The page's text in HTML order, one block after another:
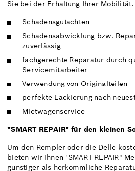
Sie bei der Erhaltung Ihrer Mobilität.
Schadensgutachten
Schadensabwicklung bzw.
zuverlässig
fachgerechte Reparatur durch
Servicemitarbeiter
Verwendung von Originalteilen
perfekte Lackierung nach
Mietwagenservice
"SMART REPAIR" für den kleinen
Um den Rempler oder die Delle
bieten wir Ihnen "SMART REPAIR"
günstiger als herkömmliche